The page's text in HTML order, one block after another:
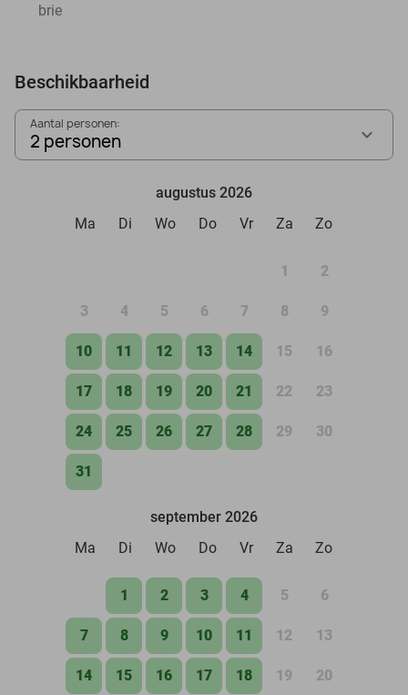
brie
Beschikbaarheid
Aantal personen:
2 personen
augustus 2026
Ma
Di Wo Do Vr Za Zo
1 2
3 4 5 6 7 8 9
10 11 12 13 14 15 16
17 18 19 20 21 22 23
24 25 26 27 28 29 30
31
september 2026
Ma
Di Wo Do Vr Za Zo
1 2 3 4 5 6
7 8 9 10 11 12 13
14 15 16 17 18 19 20